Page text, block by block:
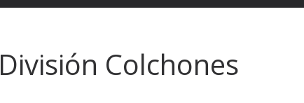
División Colchones